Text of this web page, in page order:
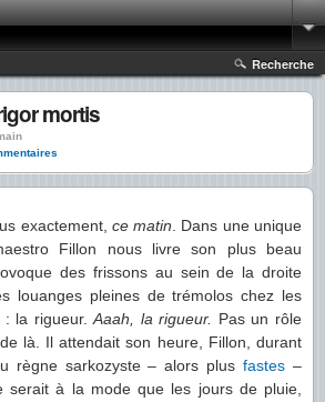
Recherche
mortis
exactement, ce matin . Dans une unique
Fillon nous livre son plus beau
des frissons au sein de la droite
louanges pleines de trémolos chez les
: la rigueur.Aaah , la rigueur. Pas un rôle
là. Il attendait son heure, Fillon, durant
règne sarkozyste – alors plusfastes –
serait à la mode que les jours de pluie,